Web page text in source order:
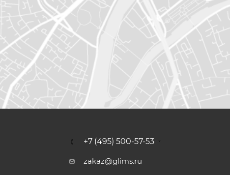
+7 (495) 500-57-53
zakaz@glims.ru